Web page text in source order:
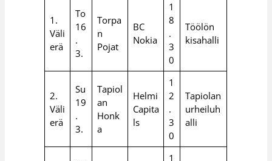
1.
Väli
erä
To
16
.
3.
Torpa
n
Pojat
BC
Nokia
1
8
.
3
0
Töölön
kisahalli
2.
Väli
erä
Su
19
.
3.
Tapiol
an
Honk
a
Helmi
Capita
ls
1
2
.
3
0
Tapiolan
urheiluh
alli
1